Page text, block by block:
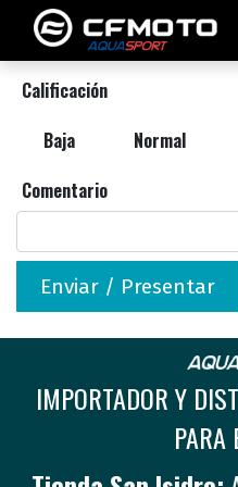
Calificación
Baja
Normal
Comentario
Enviar / Presentar
IMPORTADOR Y
PARA